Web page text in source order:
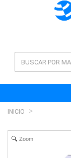
INICIO
Zoom